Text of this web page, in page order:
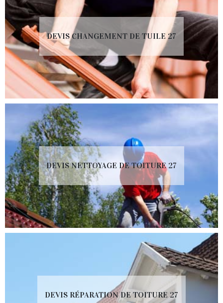
DEVIS CHANGEMENT DE TUILE 27
DEVIS NETTOYAGE DE TOITURE 27
DEVIS RÉPARATION DE TOITURE 27